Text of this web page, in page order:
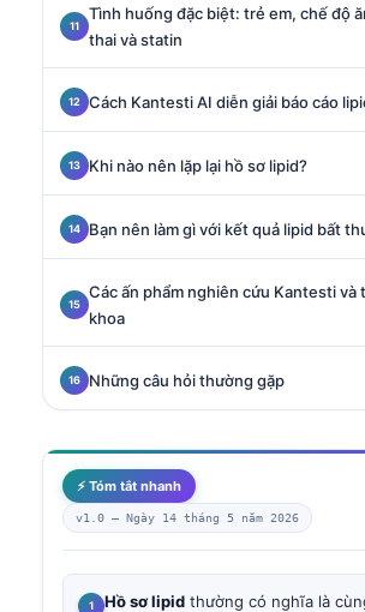
Tình huống đặc biệt: trẻ em, chế độ
thai và statin
Cách Kantesti AI diễn giải báo cáo
Khi nào nên lặp lại hồ sơ lipid?
Bạn nên làm gì với kết quả lipid bất
Các ấn phẩm nghiên cứu Kantesti và
khoa
Những câu hỏi thường gặp
⚡ Tóm tắt nhanh
v1.0 — Ngày 14 tháng 5 năm 2026
Hồ sơ lipid thường có nghĩa là